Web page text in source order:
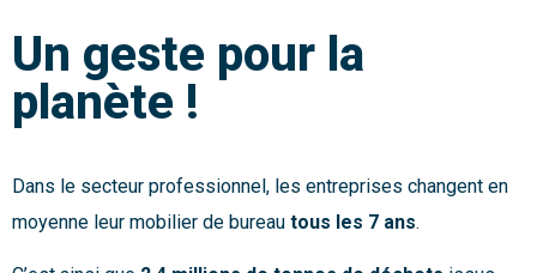
Un geste pour la
planète !
Dans le secteur professionnel, les entreprises changent en
moyenne leur mobilier de bureau tous les 7 ans.